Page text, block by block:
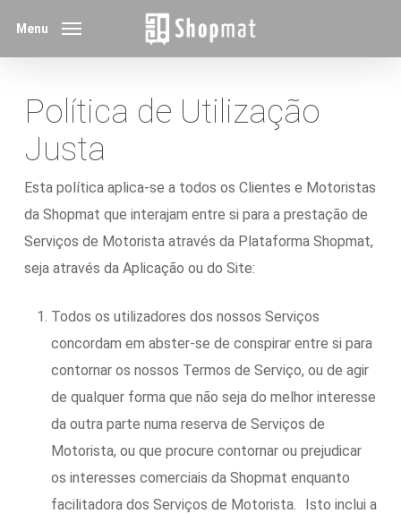
Menu
Política de Utilização
Justa
Esta política aplica-se a todos os Clientes e Motoristas
da Shopmat que interajam entre si para a prestação de
Serviços de Motorista através da Plataforma Shopmat,
seja através da Aplicação ou do Site:
Todos os utilizadores dos nossos Serviços
concordam em abster-se de conspirar entre si para
contornar os nossos Termos de Serviço, ou de agir
de qualquer forma que não seja do melhor interesse
da outra parte numa reserva de Serviços de
Motorista, ou que procure contornar ou prejudicar
os interesses comerciais da Shopmat enquanto
facilitadora dos Serviços de Motorista. Isto inclui a